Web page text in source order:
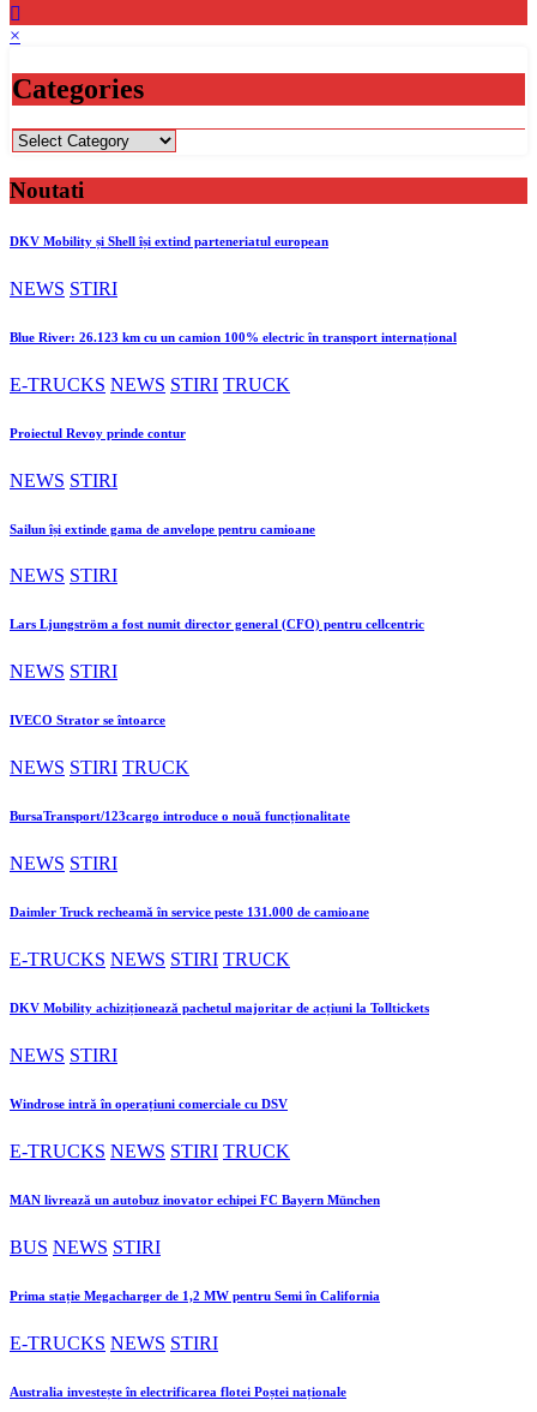
×
Categories
Categories
Noutati
DKV Mobility și Shell își extind parteneriatul european
NEWS STIRI
Blue River: 26.123 km cu un camion 100% electric în transport internațional
E-TRUCKS NEWS STIRI TRUCK
Proiectul Revoy prinde contur
NEWS STIRI
Sailun își extinde gama de anvelope pentru camioane
NEWS STIRI
Lars Ljungström a fost numit director general (CFO) pentru cellcentric
NEWS STIRI
IVECO Strator se întoarce
NEWS STIRI TRUCK
BursaTransport/123cargo introduce o nouă funcționalitate
NEWS STIRI
Daimler Truck recheamă în service peste 131.000 de camioane
E-TRUCKS NEWS STIRI TRUCK
DKV Mobility achiziționează pachetul majoritar de acțiuni la Tolltickets
NEWS STIRI
Windrose intră în operațiuni comerciale cu DSV
E-TRUCKS NEWS STIRI TRUCK
MAN livrează un autobuz inovator echipei FC Bayern München
BUS NEWS STIRI
Prima stație Megacharger de 1,2 MW pentru Semi în California
E-TRUCKS NEWS STIRI
Australia investește în electrificarea flotei Poștei naționale